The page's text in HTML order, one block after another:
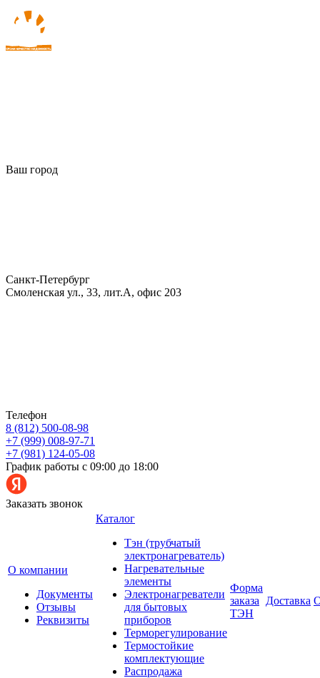
Ваш город
Санкт-Петербург
Смоленская ул., 33, лит.А, офис 203
Телефон
8 (812) 500-08-98
+7 (999) 008-97-71
+7 (981) 124-05-08
График работы с 09:00 до 18:00
Заказать звонок
О компании
Документы
Отзывы
Реквизиты
Каталог
Тэн (трубчатый
электронагреватель)
Нагревательные
элементы
Электронагреватели
для бытовых
приборов
Терморегулирование
Термостойкие
комплектующие
Распродажа
Форма
заказа
ТЭН
Доставка